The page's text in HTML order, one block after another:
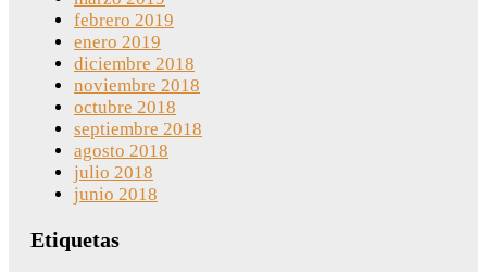
febrero 2019
enero 2019
diciembre 2018
noviembre 2018
octubre 2018
septiembre 2018
agosto 2018
julio 2018
junio 2018
Etiquetas